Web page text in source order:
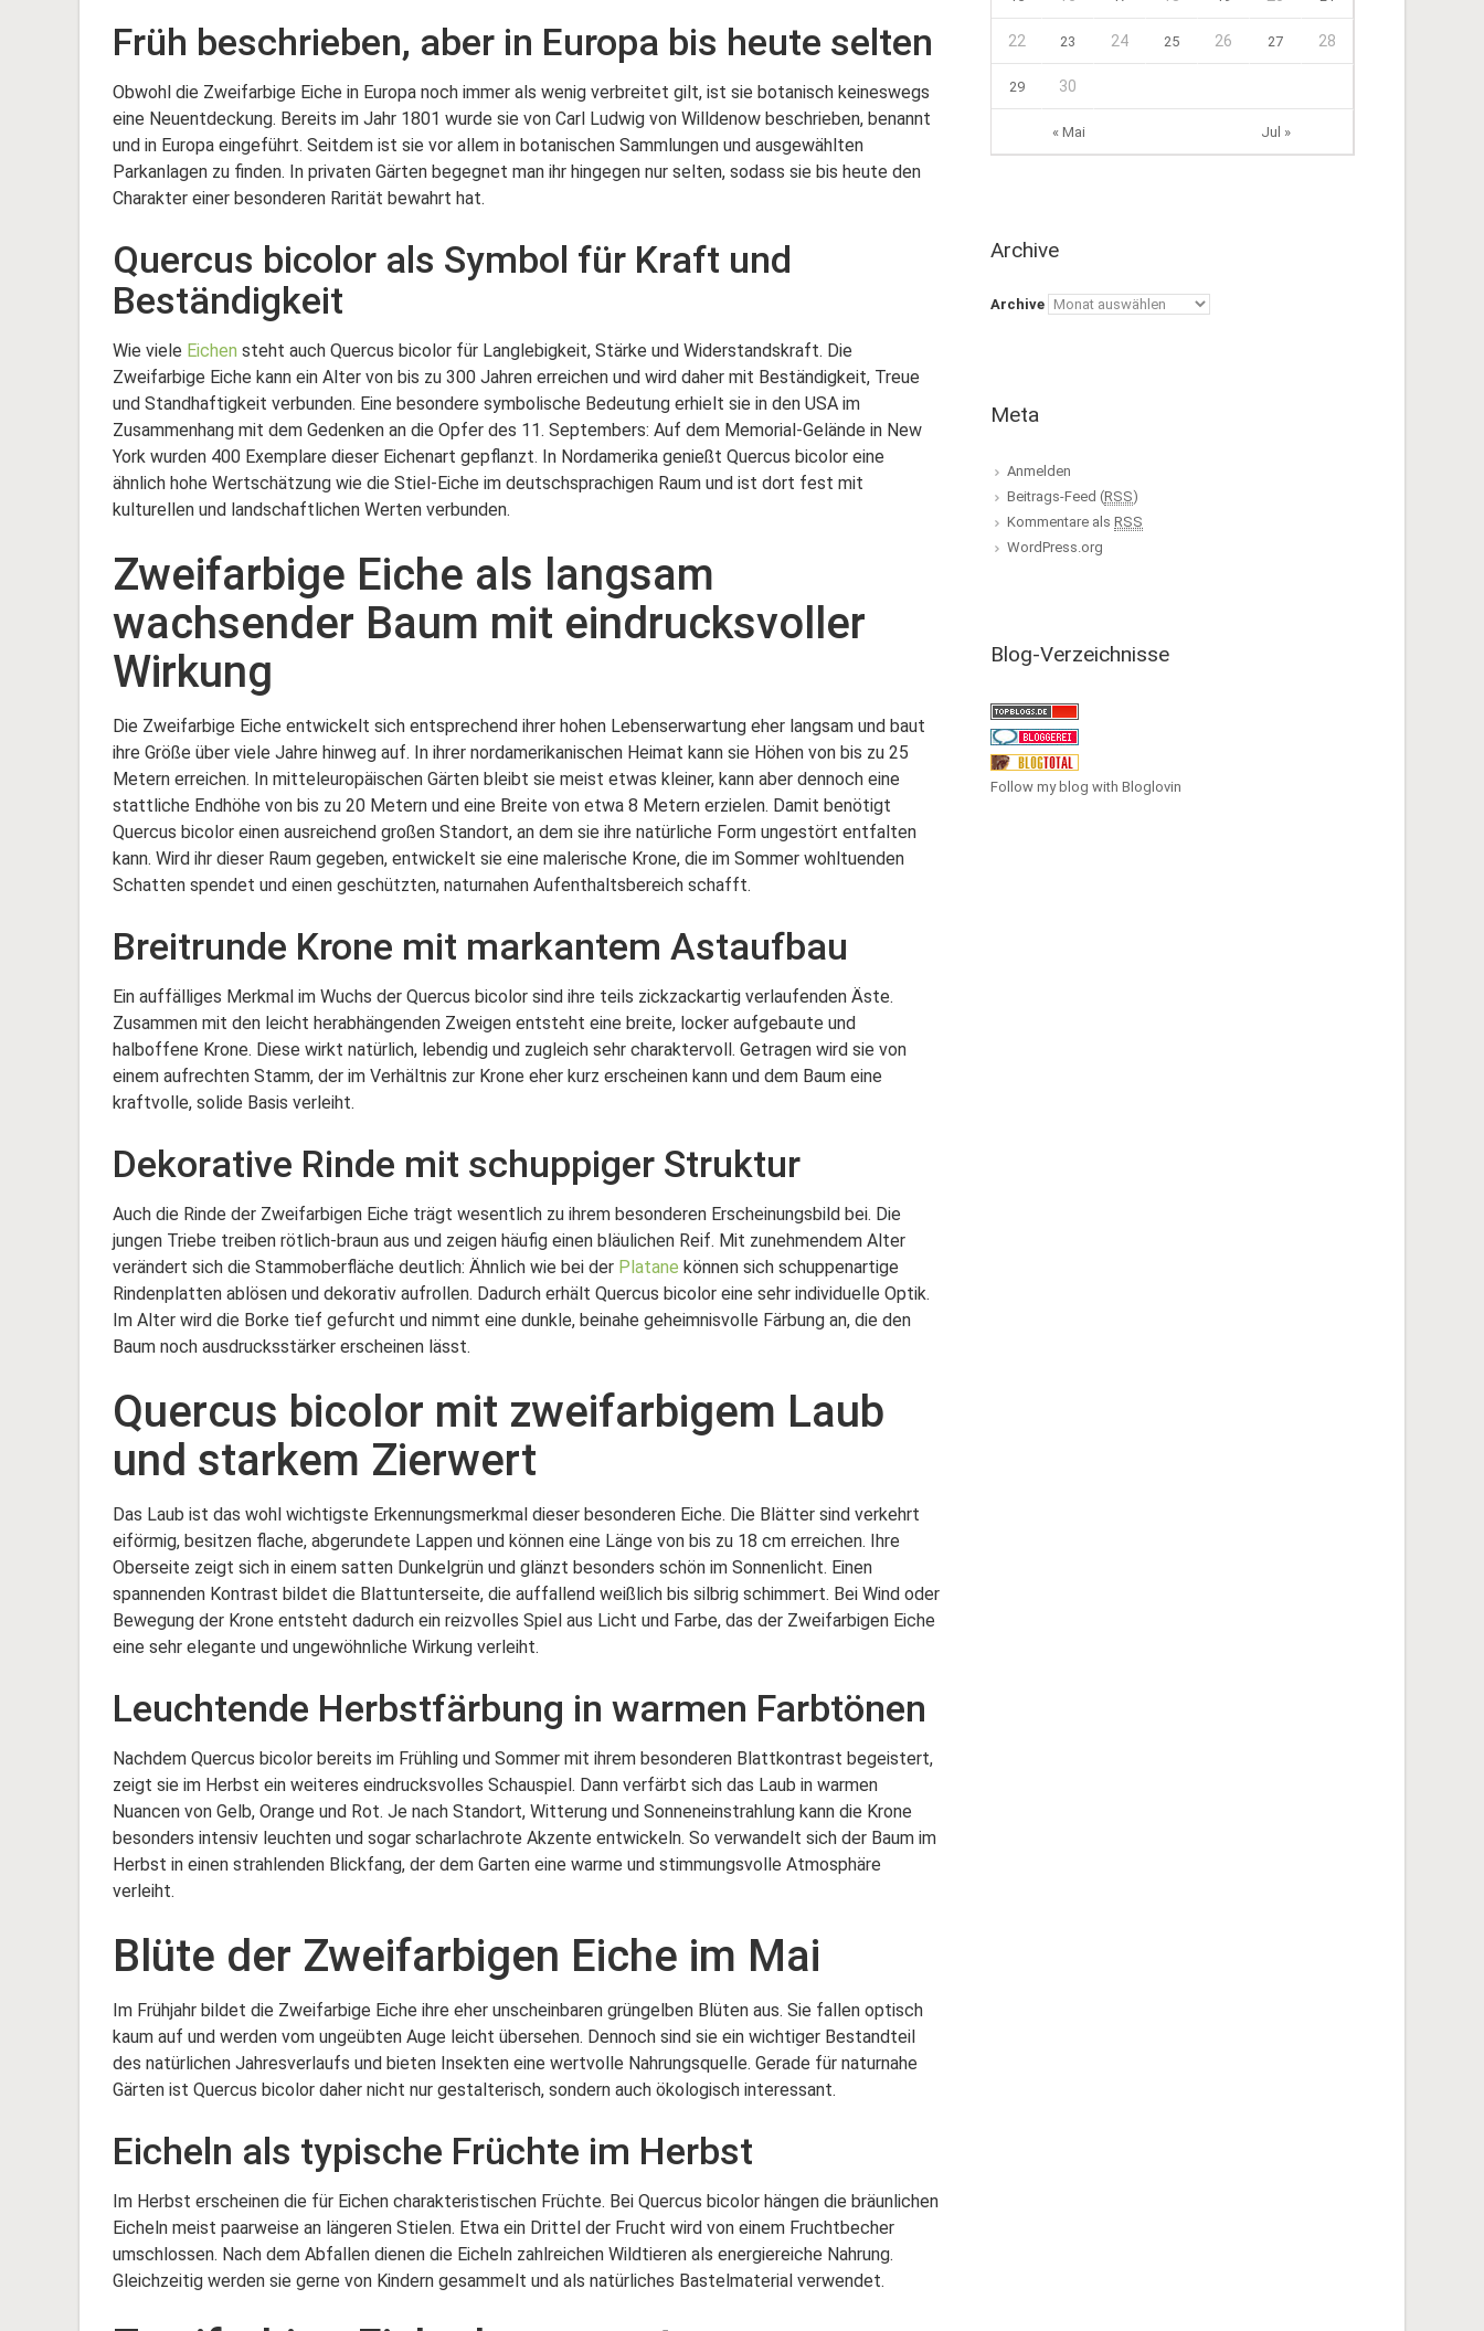
Früh beschrieben, aber in Europa bis heute selten
Obwohl die Zweifarbige Eiche in Europa noch immer als wenig verbreitet gilt, ist sie botanisch keineswegs
eine Neuentdeckung. Bereits im Jahr 1801 wurde sie von Carl Ludwig von Willdenow beschrieben, benannt
und in Europa eingeführt. Seitdem ist sie vor allem in botanischen Sammlungen und ausgewählten
Parkanlagen zu finden. In privaten Gärten begegnet man ihr hingegen nur selten, sodass sie bis heute den
Charakter einer besonderen Rarität bewahrt hat.
Quercus bicolor als Symbol für Kraft und
Beständigkeit
Wie viele Eichen steht auch Quercus bicolor für Langlebigkeit, Stärke und Widerstandskraft. Die
Zweifarbige Eiche kann ein Alter von bis zu 300 Jahren erreichen und wird daher mit Beständigkeit, Treue
und Standhaftigkeit verbunden. Eine besondere symbolische Bedeutung erhielt sie in den USA im
Zusammenhang mit dem Gedenken an die Opfer des 11. Septembers: Auf dem Memorial-Gelände in New
York wurden 400 Exemplare dieser Eichenart gepflanzt. In Nordamerika genießt Quercus bicolor eine
ähnlich hohe Wertschätzung wie die Stiel-Eiche im deutschsprachigen Raum und ist dort fest mit
kulturellen und landschaftlichen Werten verbunden.
Zweifarbige Eiche als langsam
wachsender Baum mit eindrucksvoller
Wirkung
Die Zweifarbige Eiche entwickelt sich entsprechend ihrer hohen Lebenserwartung eher langsam und baut
ihre Größe über viele Jahre hinweg auf. In ihrer nordamerikanischen Heimat kann sie Höhen von bis zu 25
Metern erreichen. In mitteleuropäischen Gärten bleibt sie meist etwas kleiner, kann aber dennoch eine
stattliche Endhöhe von bis zu 20 Metern und eine Breite von etwa 8 Metern erzielen. Damit benötigt
Quercus bicolor einen ausreichend großen Standort, an dem sie ihre natürliche Form ungestört entfalten
kann. Wird ihr dieser Raum gegeben, entwickelt sie eine malerische Krone, die im Sommer wohltuenden
Schatten spendet und einen geschützten, naturnahen Aufenthaltsbereich schafft.
Breitrunde Krone mit markantem Astaufbau
Ein auffälliges Merkmal im Wuchs der Quercus bicolor sind ihre teils zickzackartig verlaufenden Äste.
Zusammen mit den leicht herabhängenden Zweigen entsteht eine breite, locker aufgebaute und
halboffene Krone. Diese wirkt natürlich, lebendig und zugleich sehr charaktervoll. Getragen wird sie von
einem aufrechten Stamm, der im Verhältnis zur Krone eher kurz erscheinen kann und dem Baum eine
kraftvolle, solide Basis verleiht.
Dekorative Rinde mit schuppiger Struktur
Auch die Rinde der Zweifarbigen Eiche trägt wesentlich zu ihrem besonderen Erscheinungsbild bei. Die
jungen Triebe treiben rötlich-braun aus und zeigen häufig einen bläulichen Reif. Mit zunehmendem Alter
verändert sich die Stammoberfläche deutlich: Ähnlich wie bei der Platane können sich schuppenartige
Rindenplatten ablösen und dekorativ aufrollen. Dadurch erhält Quercus bicolor eine sehr individuelle Optik.
Im Alter wird die Borke tief gefurcht und nimmt eine dunkle, beinahe geheimnisvolle Färbung an, die den
Baum noch ausdrucksstärker erscheinen lässt.
Quercus bicolor mit zweifarbigem Laub
und starkem Zierwert
Das Laub ist das wohl wichtigste Erkennungsmerkmal dieser besonderen Eiche. Die Blätter sind verkehrt
eiförmig, besitzen flache, abgerundete Lappen und können eine Länge von bis zu 18 cm erreichen. Ihre
Oberseite zeigt sich in einem satten Dunkelgrün und glänzt besonders schön im Sonnenlicht. Einen
spannenden Kontrast bildet die Blattunterseite, die auffallend weißlich bis silbrig schimmert. Bei Wind oder
Bewegung der Krone entsteht dadurch ein reizvolles Spiel aus Licht und Farbe, das der Zweifarbigen Eiche
eine sehr elegante und ungewöhnliche Wirkung verleiht.
Leuchtende Herbstfärbung in warmen Farbtönen
Nachdem Quercus bicolor bereits im Frühling und Sommer mit ihrem besonderen Blattkontrast begeistert,
zeigt sie im Herbst ein weiteres eindrucksvolles Schauspiel. Dann verfärbt sich das Laub in warmen
Nuancen von Gelb, Orange und Rot. Je nach Standort, Witterung und Sonneneinstrahlung kann die Krone
besonders intensiv leuchten und sogar scharlachrote Akzente entwickeln. So verwandelt sich der Baum im
Herbst in einen strahlenden Blickfang, der dem Garten eine warme und stimmungsvolle Atmosphäre
verleiht.
Blüte der Zweifarbigen Eiche im Mai
Im Frühjahr bildet die Zweifarbige Eiche ihre eher unscheinbaren grüngelben Blüten aus. Sie fallen optisch
kaum auf und werden vom ungeübten Auge leicht übersehen. Dennoch sind sie ein wichtiger Bestandteil
des natürlichen Jahresverlaufs und bieten Insekten eine wertvolle Nahrungsquelle. Gerade für naturnahe
Gärten ist Quercus bicolor daher nicht nur gestalterisch, sondern auch ökologisch interessant.
Eicheln als typische Früchte im Herbst
Im Herbst erscheinen die für Eichen charakteristischen Früchte. Bei Quercus bicolor hängen die bräunlichen
Eicheln meist paarweise an längeren Stielen. Etwa ein Drittel der Frucht wird von einem Fruchtbecher
umschlossen. Nach dem Abfallen dienen die Eicheln zahlreichen Wildtieren als energiereiche Nahrung.
Gleichzeitig werden sie gerne von Kindern gesammelt und als natürliches Bastelmaterial verwendet.
« Mai Jul »
22 23 24 25 26 27 28
29 30
Archive
Archive
Meta
Anmelden
Beitrags-Feed (RSS)
Kommentare als RSS
WordPress.org
Blog-Verzeichnisse
Follow my blog with Bloglovin